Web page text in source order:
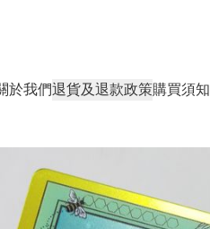
於我們退貨及退款政策購買須知